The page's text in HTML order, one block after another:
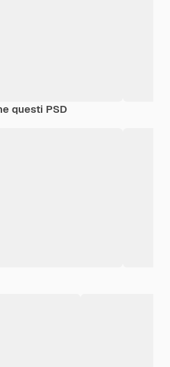
questi PSD